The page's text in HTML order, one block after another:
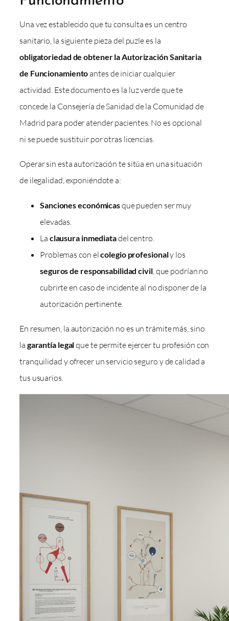
Una vez establecido que tu consulta es un centro
sanitario, la siguiente pieza del puzle es la
obligatoriedad de obtener la Autorización Sanitaria
de Funcionamientoantes de iniciar cualquier
actividad. Este documento es la luz verde que te
concede la Consejería de Sanidad de la Comunidad de
Madrid para poder atender pacientes. No es opcional
ni se puede sustituir por otras licencias.
Operar sin esta autorización te sitúa en una situación
de ilegalidad, exponiéndote a:
Sanciones económicasque pueden ser muy
elevadas.
La clausura inmediatadel centro.
Problemas con elcolegio profesionaly los
seguros de responsabilidad civil, que podrían no
cubrirte en caso de incidente al no disponer de la
autorización pertinente.
En resumen, la autorización no es un trámite más, sino
la garantía legalque te permite ejercer tu profesión con
tranquilidad y ofrecer un servicio seguro y de calidad a
tus usuarios.